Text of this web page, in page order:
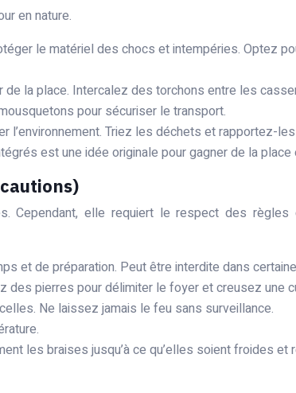
en nature.
le matériel des chocs et intempéries. Optez
la place. Intercalez des torchons entre les
pour sécuriser le transport.
Triez les déchets et rapportez-
est une idée originale pour gagner de la
Cependant, elle requiert le respect des
et de préparation. Peut être interdite dans
des pierres pour délimiter le foyer et creusez une
Ne laissez jamais le feu sans surveillance.
les braises jusqu’à ce qu’elles soient froides